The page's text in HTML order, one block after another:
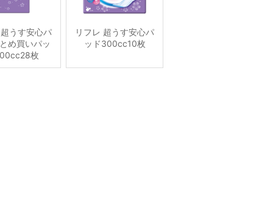
うす安心パ
め買いパッ
枚
リフレ 超うす安心パ
ッド300cc10枚